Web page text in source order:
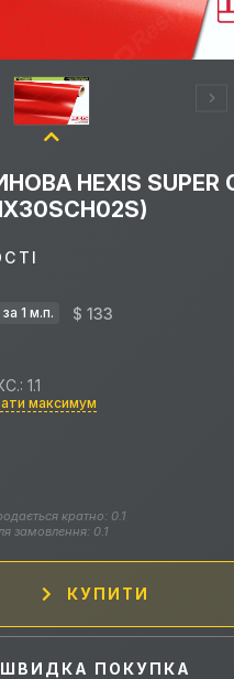
HEXIS SUPER
за 1 м.п. $ 133
1.1
максимум
кратно: 0.1
замовлення: 0.1
КУПИТИ
ШВИДКА ПОКУПКА